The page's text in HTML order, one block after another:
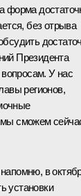
форма
без отрыва
Президента
У нас
регионов,
мы сможем
в
установки